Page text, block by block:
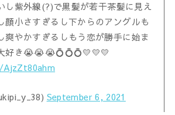
し紫外線(?)で黒髪が若干茶髪に見え
顔小さすぎるし下からのアングルも
爽やかすぎるしもう恋が勝手に始ま
好き😭😭😭💍💍💍💛💛💛
September 6, 2021